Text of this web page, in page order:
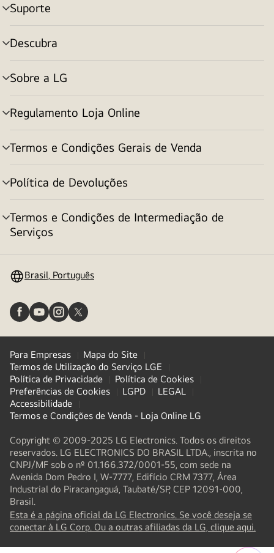
Suporte
alternar
menu
Descubra
alternar
menu
Sobre a LG
alternar
menu
Regulamento Loja Online
alternar
menu
Termos e Condições Gerais de Venda
alternar
menu
Política de Devoluções
alternar
menu
Termos e Condições de Intermediação de
Serviços
alternar
Brasil, Português
Para Empresas
Mapa do Site
Termos de Utilização do Serviço LGE
Política de Privacidade
Política de Cookies
Preferências de Cookies
LGPD
LEGAL
Accessibilidade
Termos e Condições de Venda - Loja Online LG
Copyright © 2009-2025 LG Electronics. Todos os direitos
reservados. LG ELECTRONICS DO BRASIL LTDA., inscrita no
CNPJ/MF sob o nº 01.166.372/0001-55, com sede na
Avenida Dom Pedro I, W-7777, Edifício CRM 7377, Área
Industrial do Piracangaguá, Taubaté/SP, CEP 12091-000,
Brasil.
Esta é a página oficial da LG Electronics. Se você deseja se
conectar à LG Corp. Ou a outras afiliadas da LG, clique aqui.